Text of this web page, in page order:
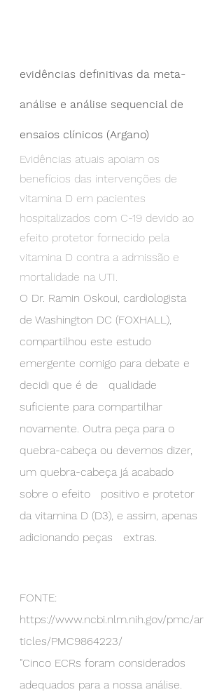
evidências definitivas da meta-
análise e análise sequencial de
ensaios clínicos (Argano)
Evidências atuais apoiam os
benefícios das intervenções de
vitamina D em pacientes
hospitalizados com C-19 devido ao
efeito protetor fornecido pela
vitamina D contra a admissão e
mortalidade na UTI.
O Dr. Ramin Oskoui, cardiologista
de Washington DC (FOXHALL),
compartilhou este estudo
emergente comigo para debate e
decidi que é de   qualidade
suficiente para compartilhar
novamente. Outra peça para o
quebra-cabeça ou devemos dizer,
um quebra-cabeça já acabado
sobre o efeito   positivo e protetor
da vitamina D (D3), e assim, apenas
adicionando peças   extras.
FONTE:
https://www.ncbi.nlm.nih.gov/pmc/ar
ticles/PMC9864223/
"Cinco ECRs foram considerados
adequados para a nossa análise.